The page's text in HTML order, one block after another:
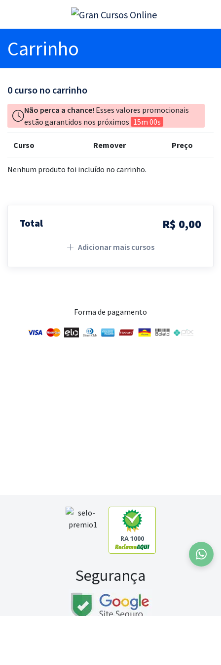
Carrinho
0 curso no carrinho
Não perca a chance! Esses valores promocionais
estão garantidos nos próximos 15m 00s
Curso Remover Preço
Nenhum produto foi incluído no carrinho.
Total R$ 0,00
Adicionar mais cursos
Forma de pagamento
RA 1000
Segurança